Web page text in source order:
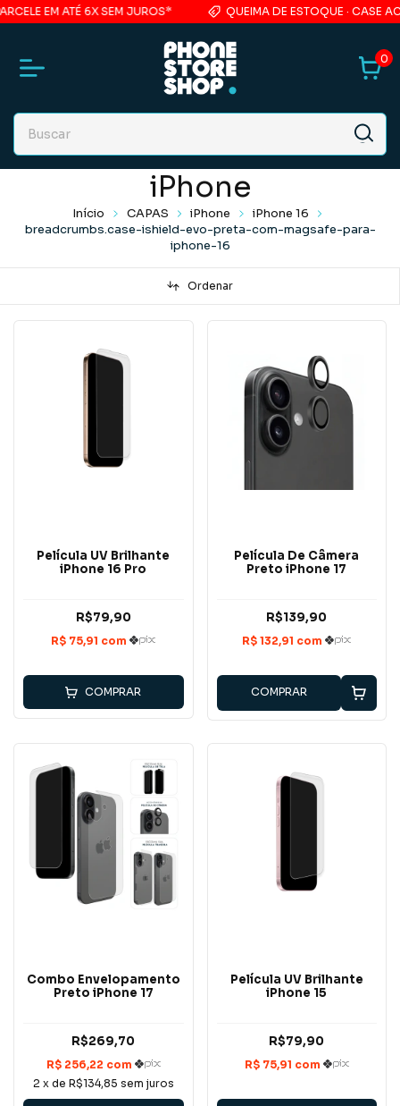
EM ATÉ 6X SEM JUROS* QUEIMA DE ESTOQUE · CASE
0
iPhone
Início CAPAS iPhone
iPhone 16
breadcrumbs.case-ishield-evo-preta-com-magsafe-para-
iphone-16
Ordenar
Película UV Brilhante
iPhone 16 Pro
R$79,90
COMPRAR
Película De Câmera
Preto iPhone 17
R$139,90
COMPRAR
Combo Envelopamento
Preto iPhone 17
R$269,70
2 x de R$134,85 sem juros
Película UV Brilhante
iPhone 15
R$79,90